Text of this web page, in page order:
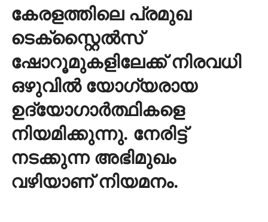
കേരളത്തിലെ പ്രമുഖ
ടെക്സ്റ്റൈൽസ്
ഷോറൂമുകളിലേക്ക് നിരവധി
ഒഴുവിൽ യോഗ്യരായ
ഉദ്യോഗാർത്ഥികളെ
നിയമിക്കുന്നു. നേരിട്ട്
നടക്കുന്ന അഭിമുഖം
വഴിയാണ് നിയമനം.